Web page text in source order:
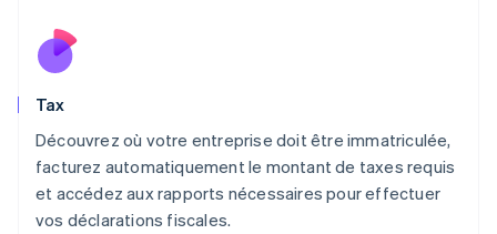
Tax
Découvrez où votre entreprise doit être immatriculée,
facturez automatiquement le montant de taxes requis
et accédez aux rapports nécessaires pour effectuer
vos déclarations fiscales.
Mexique
Español
Nouvelle-Zélande
Pays-Bas
NederlandsEnglish
Pologne